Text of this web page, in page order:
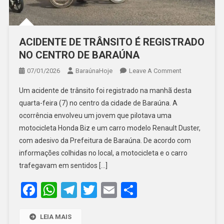
ACIDENTE DE TRÂNSITO É REGISTRADO
NO CENTRO DE BARAÚNA
07/01/2026 BaraúnaHoje Leave A CommentOn
DE
REGISTRADO
NO
CENTRO
Um acidente de trânsito foi registrado na manhã desta
quarta-feira (7) no centro da cidade de Baraúna. A
ocorrência envolveu um jovem que pilotava uma
motocicleta Honda Biz e um carro modelo Renault Duster,
com adesivo da Prefeitura de Baraúna. De acordo com
informações colhidas no local, a motocicleta e o carro
trafegavam em sentidos […]
Facebook
WhatsApp
Telegram
Twitter
EmailShare
LEIA MAIS